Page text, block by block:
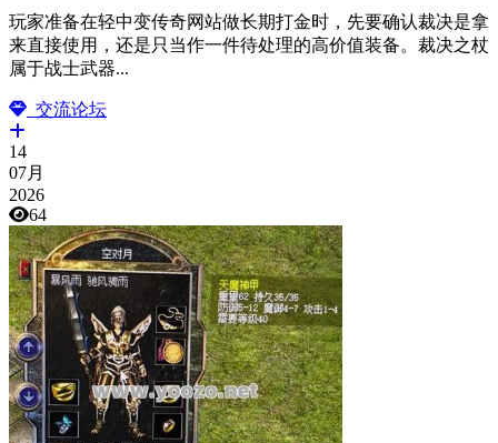
玩家准备在轻中变传奇网站做长期打金时，先要确认裁决是拿
来直接使用，还是只当作一件待处理的高价值装备。裁决之杖
属于战士武器...
交流论坛
14
07月
2026
64